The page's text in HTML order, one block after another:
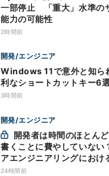
一部停止 「重大」水準の
能力の可能性
2時間前
開発/エンジニア
Windows 11で意外と知ら
利なショートカットキー6
3時間前
開発/エンジニア
書くことに費やしていない
アエンジニアリングにおけ
神話への賛否
24時間前